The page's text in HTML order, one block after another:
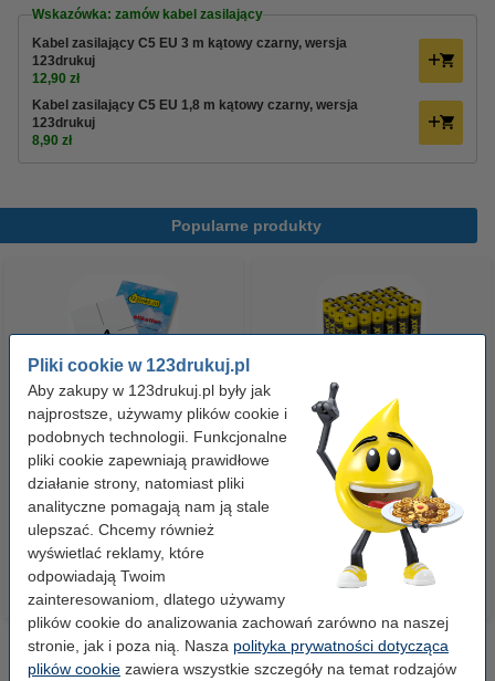
Pliki cookie w 123drukuj.pl
Aby zakupy w 123drukuj.pl były jak
najprostsze, używamy plików cookie i
podobnych technologii. Funkcjonalne
pliki cookie zapewniają prawidłowe
działanie strony, natomiast pliki
analityczne pomagają nam ją stale
ulepszać. Chcemy również
wyświetlać reklamy, które
odpowiadają Twoim
zainteresowaniom, dlatego używamy
plików cookie do analizowania zachowań zarówno na naszej
stronie, jak i poza nią. Nasza polityka prywatności dotycząca
plików cookie zawiera wszystkie szczegóły na temat rodzajów
Wskazówka: zamów kabel zasilający
Kabel zasilający C5 EU 3 m kątowy czarny, wersja
123drukuj
12,90 zł
Kabel zasilający C5 EU 1,8 m kątowy czarny, wersja
123drukuj
8,90 zł
Popularne produkty
Etykiety wysyłkowe A6 (105 x
148 mm), 100 etykiet, 123drukuj
14,90 zł z VAT
Baterie AAA LR03 123drukuj
Xtreme Power MN2400, 24
sztuki
35,00 zł z VAT